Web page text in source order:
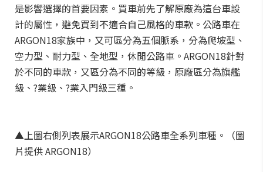
是影響選擇的首要因素。買車前先了解原廠為這台車設
計的屬性，避免買到不適合自己風格的車款。公路車在
ARGON18家族中，又可區分為五個脈系，分為爬坡型、
空力型、耐力型、全地型，休閒公路車。ARGON18針對
於不同的車款，又區分為不同的等級，原廠區分為旗艦
級、?業級、?業入門級三種。
▲上圖右側列表展示ARGON18公路車全系列車種。（圖
片提供 ARGON18）